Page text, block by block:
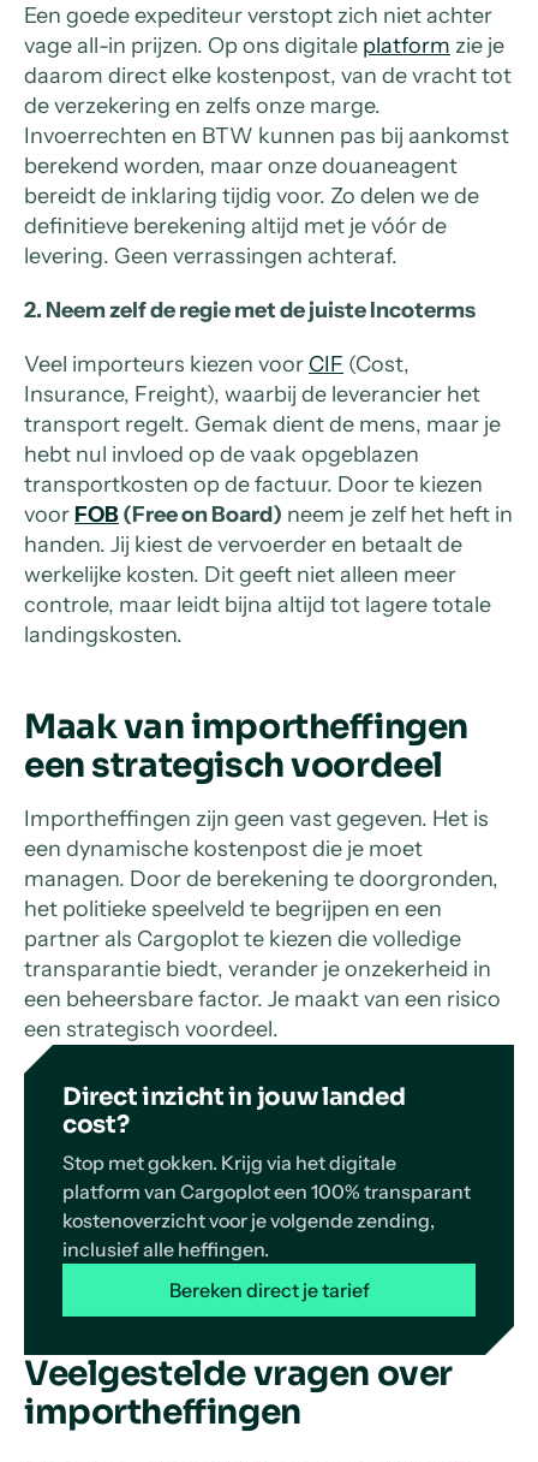
Een goede expediteur verstopt zich niet achter
vage all-in prijzen. Op ons digitale platform zie je
daarom direct elke kostenpost, van de vracht tot
de verzekering en zelfs onze marge.
Invoerrechten en BTW kunnen pas bij aankomst
berekend worden, maar onze douaneagent
bereidt de inklaring tijdig voor. Zo delen we de
definitieve berekening altijd met je vóór de
levering. Geen verrassingen achteraf.
2. Neem zelf de regie met de juiste Incoterms
Veel importeurs kiezen voor CIF (Cost,
Insurance, Freight), waarbij de leverancier het
transport regelt. Gemak dient de mens, maar je
hebt nul invloed op de vaak opgeblazen
transportkosten op de factuur. Door te kiezen
voorFOB(Free on Board) neem je zelf het heft in
handen. Jij kiest de vervoerder en betaalt de
werkelijke kosten. Dit geeft niet alleen meer
controle, maar leidt bijna altijd tot lagere totale
landingskosten.
Maak van importheffingen
een strategisch voordeel
Importheffingen zijn geen vast gegeven. Het is
een dynamische kostenpost die je moet
managen. Door de berekening te doorgronden,
het politieke speelveld te begrijpen en een
partner als Cargoplot te kiezen die volledige
transparantie biedt, verander je onzekerheid in
een beheersbare factor. Je maakt van een risico
een strategisch voordeel.
Direct inzicht in jouw landed
cost?
Stop met gokken. Krijg via het digitale
platform van Cargoplot een 100% transparant
kostenoverzicht voor je volgende zending,
inclusief alle heffingen.
Bereken direct je tarief
Veelgestelde vragen over
importheffingen